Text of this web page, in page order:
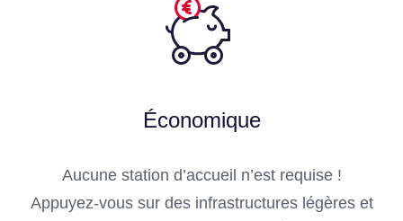
Économique
Aucune station d’accueil n’est requise !
Appuyez-vous sur des infrastructures légères et